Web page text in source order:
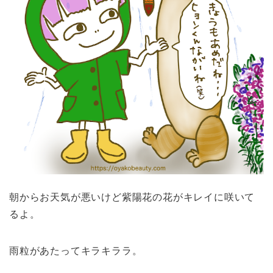
朝からお天気が悪いけど紫陽花の花がキレイに咲いて
るよ。
雨粒があたってキラキララ。